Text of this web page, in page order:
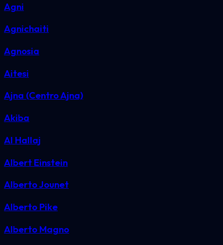
Agni
Agnichaiti
Agnosia
Aitesi
Ajna (Centro Ajna)
Akiba
Al Hallaj
Albert Einstein
Alberto Jounet
Alberto Pike
Alberto Magno